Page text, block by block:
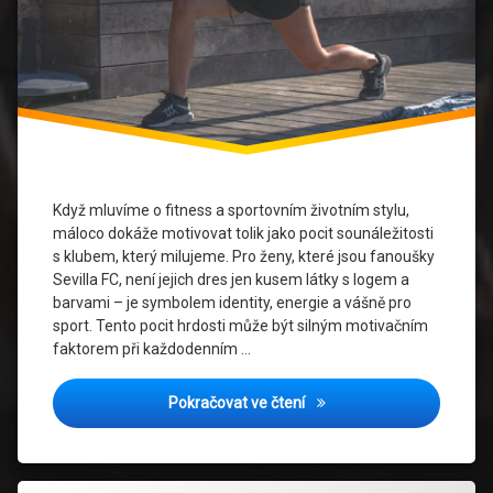
Když mluvíme o fitness a sportovním životním stylu,
máloco dokáže motivovat tolik jako pocit sounáležitosti
s klubem, který milujeme. Pro ženy, které jsou fanoušky
Sevilla FC, není jejich dres jen kusem látky s logem a
barvami – je symbolem identity, energie a vášně pro
sport. Tento pocit hrdosti může být silným motivačním
faktorem při každodenním …
Pokračovat ve čteníFitness a móda: Jak spojit
Streetwear
a Sport
Zdravý
styl
ženský
sportovní
styl